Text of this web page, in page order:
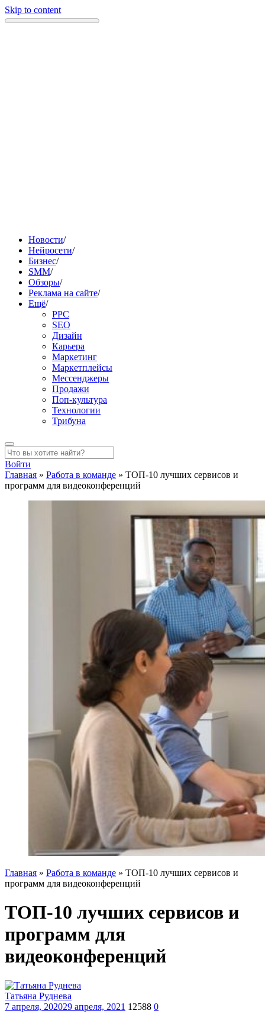
Skip to content
Новости/
Нейросети/
Бизнес/
SMM/
Обзоры/
Реклама на сайте/
Ещё/
PPC
SEO
Дизайн
Карьера
Маркетинг
Маркетплейсы
Мессенджеры
Продажи
Поп-культура
Технологии
Трибуна
Войти
Главная » Работа в команде » ТОП-10 лучших сервисов и
программ для видеоконференций
Главная » Работа в команде » ТОП-10 лучших сервисов и
программ для видеоконференций
ТОП-10 лучших сервисов и
программ для
видеоконференций
Татьяна Руднева
7 апреля, 202029 апреля, 2021 12588 0